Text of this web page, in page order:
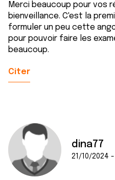
Merci beaucoup pour vos
bienveillance. C'est la
formuler un peu cette
pour pouvoir faire les
beaucoup.
Citer
dina77
21/10/2024 -